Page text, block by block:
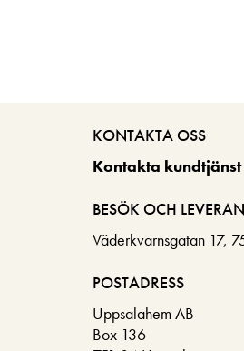
KONTAKTA OSS
Kontakta kundtjänst
BESÖK OCH
Väderkvarnsgatan 17,
POSTADRESS
Uppsalahem AB
Box 136